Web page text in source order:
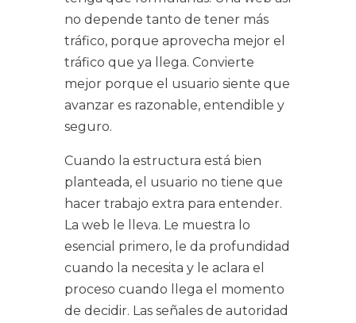
no depende tanto de tener más
tráfico, porque aprovecha mejor el
tráfico que ya llega. Convierte
mejor porque el usuario siente que
avanzar es razonable, entendible y
seguro.
Cuando la estructura está bien
planteada, el usuario no tiene que
hacer trabajo extra para entender.
La web le lleva. Le muestra lo
esencial primero, le da profundidad
cuando la necesita y le aclara el
proceso cuando llega el momento
de decidir. Las señales de autoridad